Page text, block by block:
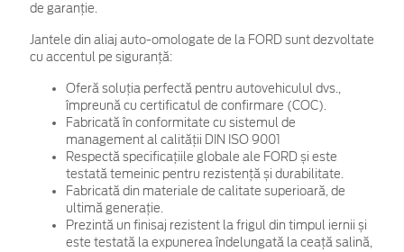
de garanţie.
Jantele din aliaj auto-omologate de la FORD sunt dezvoltate
cu accentul pe siguranță:
Oferă soluția perfectă pentru autovehiculul dvs.,
împreună cu certificatul de confirmare (COC).
Fabricată în conformitate cu sistemul de
management al calității DIN ISO 9001
Respectă specificațiile globale ale FORD și este
testată temeinic pentru rezistență și durabilitate.
Fabricată din materiale de calitate superioară, de
ultimă generație.
Prezintă un finisaj rezistent la frigul din timpul iernii și
este testată la expunerea îndelungată la ceață salină,